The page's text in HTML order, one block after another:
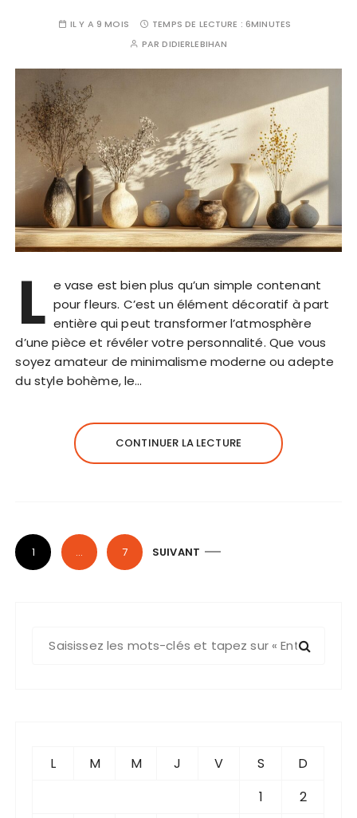
IL Y A 9 MOIS TEMPS DE LECTURE :6MINUTES
PARDIDIERLEBIHAN
L e vase est bien plus qu’un simple contenant
pour fleurs. C’est un élément décoratif à part
entière qui peut transformer l’atmosphère
d’une pièce et révéler votre personnalité. Que vous
soyez amateur de minimalisme moderne ou adepte
du style bohème, le…
CONTINUER LA LECTURE
P
a
1 … 7 SUIVANT
L M M J V S
D
1
2